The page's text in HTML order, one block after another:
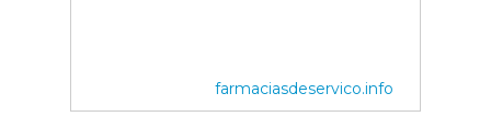
farmaciasdeservico.info